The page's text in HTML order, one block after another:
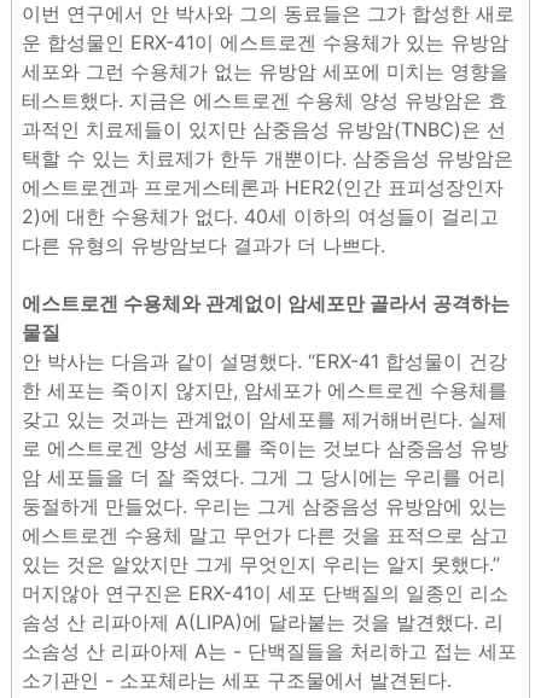
이번 연구에서 안 박사와 그의 동료들은 그가 합성한 새로
운 합성물인 ERX-41이 에스트로겐 수용체가 있는 유방암
세포와 그런 수용체가 없는 유방암 세포에 미치는 영향을
테스트했다. 지금은 에스트로겐 수용체 양성 유방암은 효
과적인 치료제들이 있지만 삼중음성 유방암(TNBC)은 선
택할 수 있는 치료제가 한두 개뿐이다. 삼중음성 유방암은
에스트로겐과 프로게스테론과 HER2(인간 표피성장인자
2)에 대한 수용체가 없다. 40세 이하의 여성들이 걸리고
다른 유형의 유방암보다 결과가 더 나쁘다.
에스트로겐 수용체와 관계없이 암세포만 골라서 공격하는
물질
안 박사는 다음과 같이 설명했다. “ERX-41 합성물이 건강
한 세포는 죽이지 않지만, 암세포가 에스트로겐 수용체를
갖고 있는 것과는 관계없이 암세포를 제거해버린다. 실제
로 에스트로겐 양성 세포를 죽이는 것보다 삼중음성 유방
암 세포들을 더 잘 죽였다. 그게 그 당시에는 우리를 어리
둥절하게 만들었다. 우리는 그게 삼중음성 유방암에 있는
에스트로겐 수용체 말고 무언가 다른 것을 표적으로 삼고
있는 것은 알았지만 그게 무엇인지 우리는 알지 못했다.”
머지않아 연구진은 ERX-41이 세포 단백질의 일종인 리소
솜성 산 리파아제 A(LIPA)에 달라붙는 것을 발견했다. 리
소솜성 산 리파아제 A는 - 단백질들을 처리하고 접는 세포
소기관인 - 소포체라는 세포 구조물에서 발견된다.